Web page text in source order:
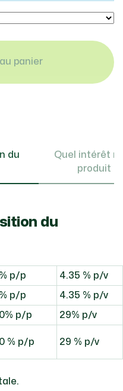
panier
du
Quel intérêt
produit
du
p/p 4.35 % p/v
p/p 4.35 % p/v
p/p 29% p/v
% p/p 29 % p/v